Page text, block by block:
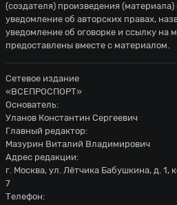
(создателя) произведения
уведомление об авторских правах,
уведомление об оговорке и ссылку на
предоставлены вместе с материалом.
Сетевое издание
«ВСЕПРОСПОРТ»
Основатель:
Уланов Константин Сергеевич
Главный редактор:
Мазурин Виталий Владимирович
Адрес редакции:
г. Москва, ул. Лётчика Бабушкина, д. 1,
7
Телефон: